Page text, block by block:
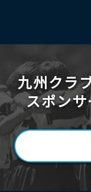
九州クラ
スポン